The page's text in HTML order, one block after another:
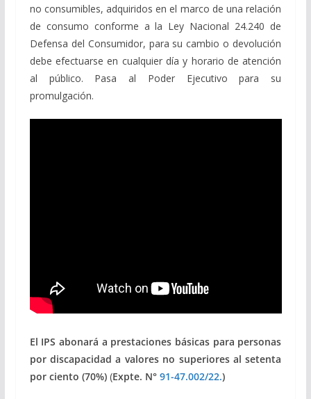
no consumibles, adquiridos en el marco de una relación
de consumo conforme a la Ley Nacional 24.240 de
Defensa del Consumidor, para su cambio o devolución
debe efectuarse en cualquier día y horario de atención
al público. Pasa al Poder Ejecutivo para su
promulgación.
El IPS abonará a prestaciones básicas para personas
por discapacidad a valores no superiores al setenta
por ciento (70%)(Expte. N° 91-47.002/22.)